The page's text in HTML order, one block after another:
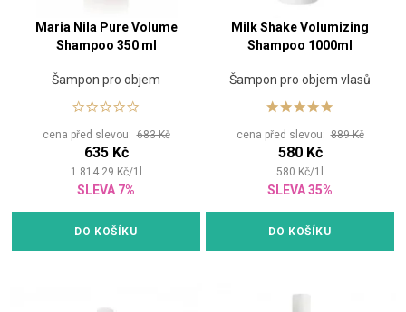
Maria Nila Pure Volume
Shampoo 350 ml
Šampon pro objem
cena před slevou:683 Kč
635 Kč
1 814.29 Kč/1
SLEVA 7%
DO KOŠÍKU
Milk Shake Volumizing
Shampoo 1000ml
Šampon pro objem vlasů
cena před slevou:889 Kč
580 Kč
580 Kč/1
SLEVA 35%
DO KOŠÍKU